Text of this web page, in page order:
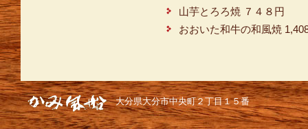
山芋とろろ焼 ７４８円
おおいた和牛の和風焼
大分県大分市中央町２丁目１５番